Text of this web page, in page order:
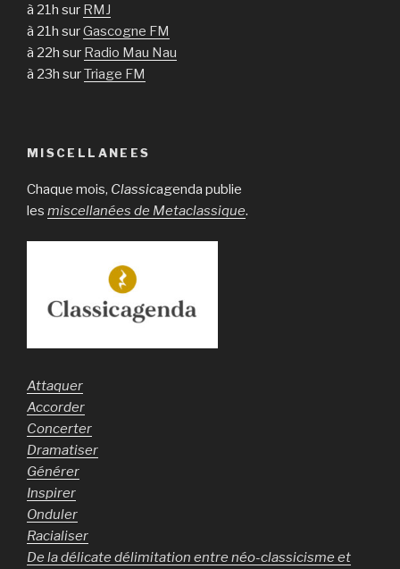
à 21h sur RMJ
à 21h surGascogne FM
à 22h sur Radio Mau Nau
à 23h surTriage FM
MISCELLANEES
Chaque mois, Classicagenda publie
les miscellanées de Metaclassique.
Attaquer
Accorder
Concerter
Dramatiser
Générer
Inspirer
Onduler
Racialiser
De la délicate délimitation entre néo-classicisme et